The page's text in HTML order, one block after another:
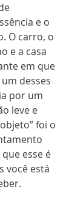
e o
O carro, o
e a casa
em que
desses
por um
leve e
foi o
esse é
você está